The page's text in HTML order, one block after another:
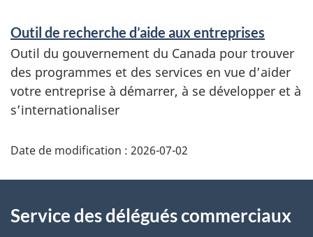
Outil de recherche d’aide aux entreprises
Outil du gouvernement du Canada pour trouver
des programmes et des services en vue d’aider
votre entreprise à démarrer, à se développer et à
s’internationaliser
Additional
Information
Date de modification : 2026-07-02
Service des délégués commerciaux